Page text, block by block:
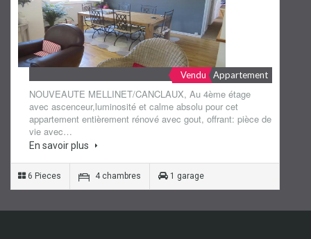
Vendu Appartement
NOUVEAUTE MELLINET/CANCLAUX, Au 4ème étage
avec ascenceur,luminosité et calme absolu pour cet
appartement entièrement rénové avec gout, offrant: pièce de
vie avec…
En savoir plus
6 Pieces 4 chambres 1 garage